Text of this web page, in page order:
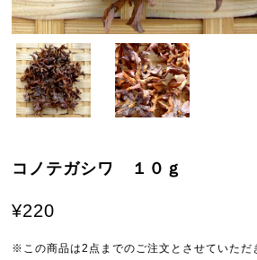
コノテガシワ １０ｇ
¥220
※この商品は2点までのご注文とさせていただ